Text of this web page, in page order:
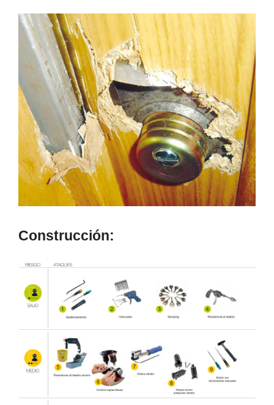
Construcción: